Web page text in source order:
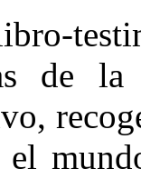
de
el